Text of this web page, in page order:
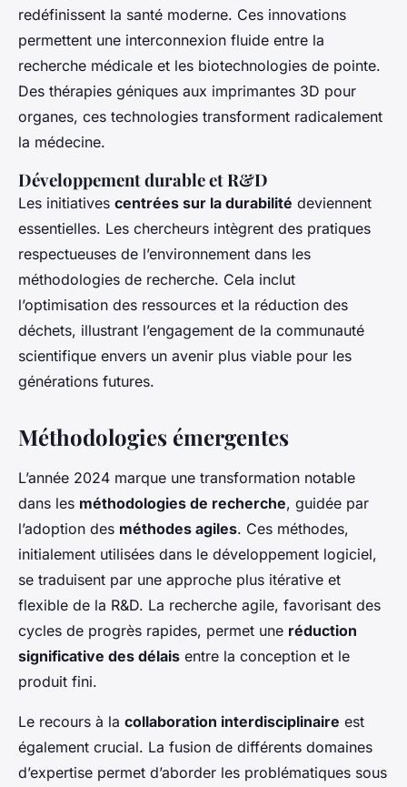
redéfinissent la santé moderne. Ces innovations
permettent une interconnexion fluide entre la
recherche médicale et les biotechnologies de pointe.
Des thérapies géniques aux imprimantes 3D pour
organes, ces technologies transforment radicalement
la médecine.
Développement durable et R&D
Les initiatives centrées sur la durabilité deviennent
essentielles. Les chercheurs intègrent des pratiques
respectueuses de l’environnement dans les
méthodologies de recherche. Cela inclut
l’optimisation des ressources et la réduction des
déchets, illustrant l’engagement de la communauté
scientifique envers un avenir plus viable pour les
générations futures.
Méthodologies émergentes
L’année 2024 marque une transformation notable
dans les méthodologies de recherche, guidée par
l’adoption des méthodes agiles. Ces méthodes,
initialement utilisées dans le développement logiciel,
se traduisent par une approche plus itérative et
flexible de la R&D. La recherche agile, favorisant des
cycles de progrès rapides, permet une réduction
significative des délais entre la conception et le
produit fini.
Le recours à la collaboration interdisciplinaire est
également crucial. La fusion de différents domaines
d’expertise permet d’aborder les problématiques sous